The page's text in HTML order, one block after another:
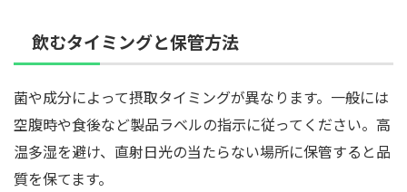
飲むタイミングと保管方法
菌や成分によって摂取タイミングが異なります。一般には
空腹時や食後など製品ラベルの指示に従ってください。高
温多湿を避け、直射日光の当たらない場所に保管すると品
質を保てます。